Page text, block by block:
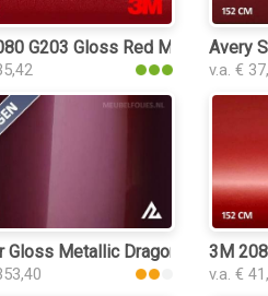
G203 Gloss Red MetallicAvery
v.a. €
Gloss Metallic Dragon Blood
3M
v.a. €